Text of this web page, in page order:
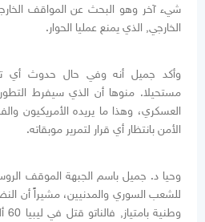
شيء آخر وهو البحث عن المواقف
الخارجي, الذي يمنع عمليا الحوار.
وأكد جميل أنه وفي حال حدوث أي
مستحيلا. منوها أن الذي سيفرط
العسكري، وهذا ما يريده الأمريكيون
الأمن بانتظار أي قرار لتمرير موبقاته.
وحيا د. جميل باسم الجبهة الموقف
للشعب السوري والمدنيين، مشيراً أن